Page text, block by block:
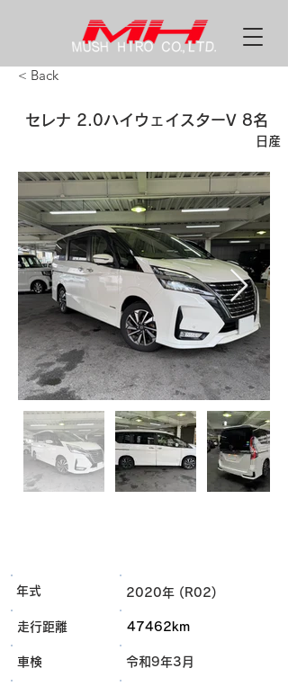
< Back
セレナ 2.0ハイウェイスターV 8名
日産
年式 2020年 (R02)
走行距離 47462km
車検 令和9年3月